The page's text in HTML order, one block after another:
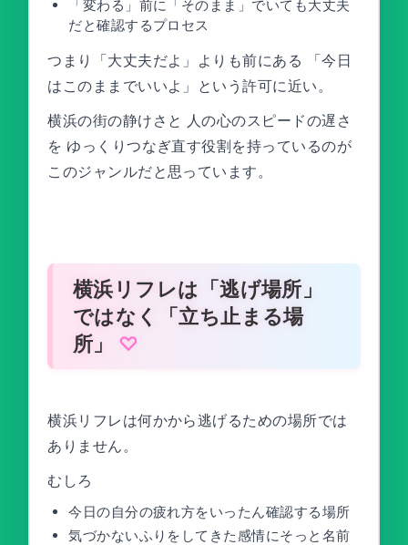
「変わる」前に「そのまま」でいても大丈夫
だと確認するプロセス
つまり「大丈夫だよ」よりも前にある 「今日
はこのままでいいよ」という許可に近い。
横浜の街の静けさと 人の心のスピードの遅さ
を ゆっくりつなぎ直す役割を持っているのが
このジャンルだと思っています。
横浜リフレは「逃げ場所」
ではなく「立ち止まる場
所」
横浜リフレは何かから逃げるための場所では
ありません。
むしろ
今日の自分の疲れ方をいったん確認する場所
気づかないふりをしてきた感情にそっと名前